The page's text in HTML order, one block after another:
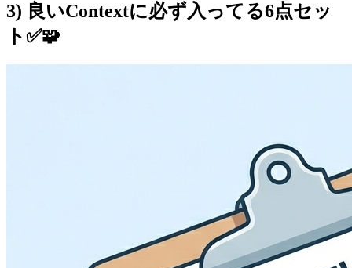
3) 良いContextに必ず入ってる6点セッ
ト✅🧩